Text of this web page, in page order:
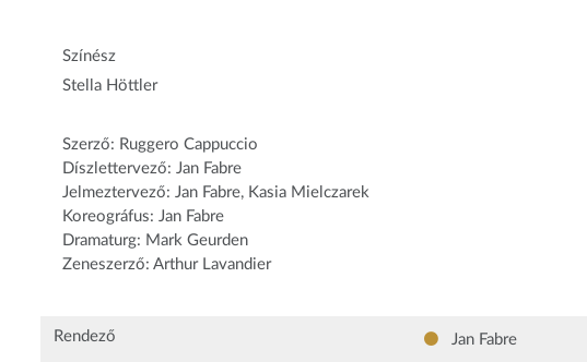
Színész
Stella Höttler
Szerző: Ruggero Cappuccio
Díszlettervező: Jan Fabre
Jelmeztervező: Jan Fabre, Kasia Mielczarek
Koreográfus: Jan Fabre
Dramaturg: Mark Geurden
Zeneszerző: Arthur Lavandier
Rendező Jan Fabre